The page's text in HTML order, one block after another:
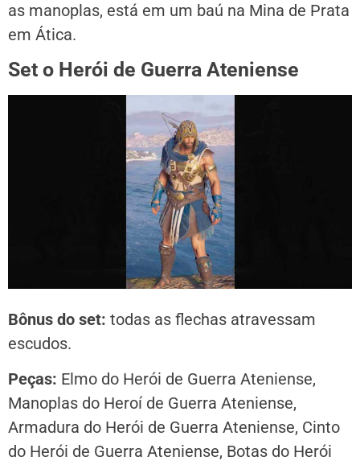
as manoplas, está em um baú na Mina de Prata
em Ática.
Set o Herói de Guerra Ateniense
Bônus do set: todas as flechas atravessam
escudos.
Peças: Elmo do Herói de Guerra Ateniense,
Manoplas do Heroí de Guerra Ateniense,
Armadura do Herói de Guerra Ateniense, Cinto
do Herói de Guerra Ateniense, Botas do Herói